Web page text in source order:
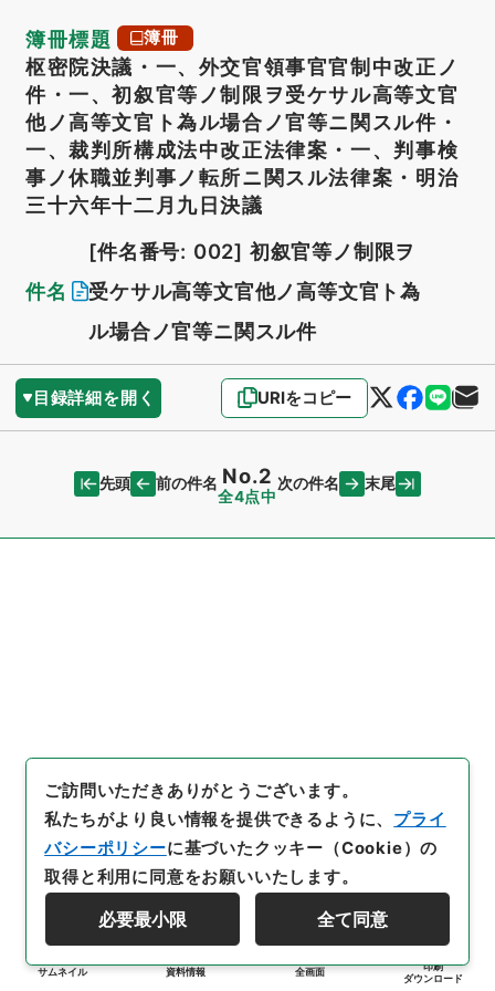
簿冊標題 簿冊
枢密院決議・一、外交官領事官官制中改正ノ
件・一、初叙官等ノ制限ヲ受ケサル高等文官
他ノ高等文官ト為ル場合ノ官等ニ関スル件・
一、裁判所構成法中改正法律案・一、判事検
事ノ休職並判事ノ転所ニ関スル法律案・明治
三十六年十二月九日決議
件名
[件名番号: 002] 初叙官等ノ制限ヲ
受ケサル高等文官他ノ高等文官ト為
ル場合ノ官等ニ関スル件
目録詳細を開く URIをコピー
先頭 前の件名 No.2
全4点中
次の件名 末尾
サムネイル 資料情報 全画面
印刷
ダウンロード
ご訪問いただきありがとうございます。
私たちがより良い情報を提供できるように、 プライ
バシーポリシーに基づいたクッキー（Cookie）の
取得と利用に同意をお願いいたします。
必要最小限 全て同意